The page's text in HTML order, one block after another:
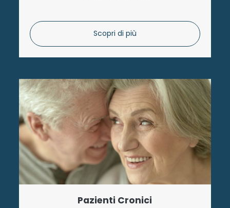
Scopri di più
Pazienti Cronici